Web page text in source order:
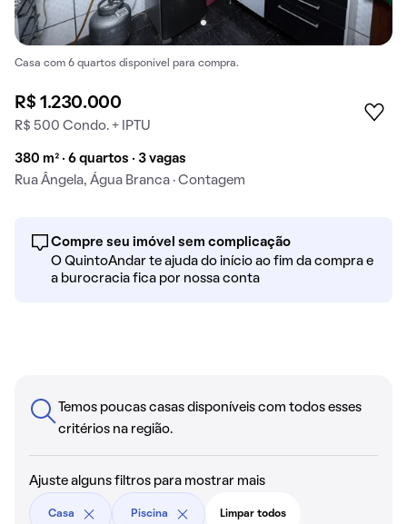
Casa com 6 quartos disponível para compra.
R$ 1.230.000
R$ 500 Condo. + IPTU
380 m² · 6 quartos · 3 vagas
Rua Ângela, Água Branca · Contagem
Compre seu imóvel sem complicação
O QuintoAndar te ajuda do início ao fim da compra e
a burocracia fica por nossa conta
Temos poucas casas disponíveis com todos esses
critérios na região.
Ajuste alguns filtros para mostrar mais
Casa Piscina Limpar todos